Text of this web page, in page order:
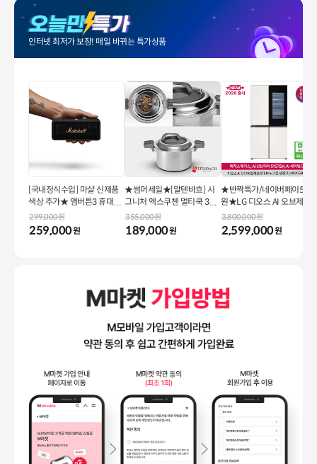
인터넷 최저가 보장! 매일 바뀌는 특가상품
[국내정식수입] 마샬 신제품
색상 추가★ 앰버튼3 휴대용
블루투스 스피커
299,000원
259,000원
★썸머세일★[알텐바흐] 시
그니처 엑스쿠첸 멀티쿡 316
Ti 저압냄비 (택1)
355,000원
189,000원
★반짝특가/네이버페이5만
원★LG 디오스 AI 오브제컬
렉션 STEM 노크온 매직스페
이스 냉장고 860L_H876GB
B442
3,800,000원
2,599,000원